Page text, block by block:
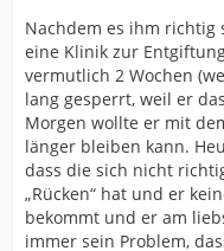
Nachdem es ihm
eine Klinik zur
vermutlich 2 Wochen
lang gesperrt, weil er
Morgen wollte er mit
länger bleiben kann.
dass die sich nicht
„Rücken“ hat und er
bekommt und er am
immer sein Problem,